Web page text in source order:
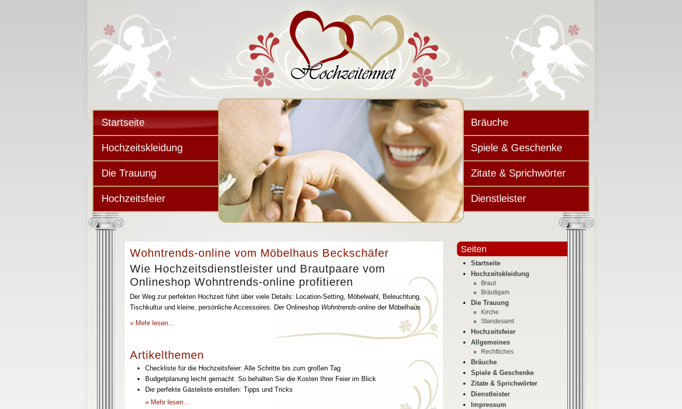
Startseite
Hochzeitskleidung
Die Trauung
Hochzeitsfeier
Bräuche
Spiele & Geschenke
Zitate & Sprichwörter
Dienstleister
Wohntrends-online vom Möbelhaus Beckschäfer
Wie Hochzeitsdienstleister und Brautpaare vom
Onlineshop Wohntrends-online profitieren
Der Weg zur perfekten Hochzeit führt über viele Details: Location-Setting, Möbelwahl, Beleuchtung,
Tischkultur und kleine, persönliche Accessoires. Der Onlineshop Wohntrends-online der Möbelhaus
» Mehr lesen…
Artikelthemen
Checkliste für die Hochzeitsfeier: Alle Schritte bis zum großen Tag
Budgetplanung leicht gemacht: So behalten Sie die Kosten Ihrer Feier im Blick
Die perfekte Gästeliste erstellen: Tipps und Tricks
» Mehr lesen…
Seiten
Startseite
Hochzeitskleidung
Braut
Bräutigam
Die Trauung
Kirche
Standesamt
Hochzeitsfeier
Allgemeines
Rechtliches
Bräuche
Spiele & Geschenke
Zitate & Sprichwörter
Dienstleister
Impressum